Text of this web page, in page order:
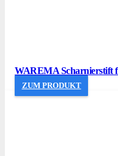
WAREMA Scharnierstift
ZUM PRODUKT